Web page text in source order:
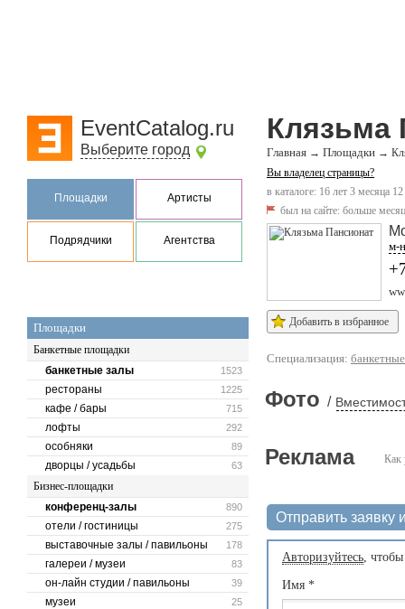
EventCatalog.ru
Выберите город
Площадки Артисты
Подрядчики Агентства
Площадки
Банкетные площадки
1523
банкетные залы
1225
рестораны
715
кафе / бары
292
лофты
89
особняки
63
дворцы / усадьбы
Бизнес-площадки
890
конференц-залы
275
отели / гостиницы
178
выставочные залы / павильоны
83
галереи / музеи
39
он-лайн студии / павильоны
25
музеи
Клязьма
Главная → Площадки →
Вы владелец страницы?
в каталоге: 16 лет 3 месяца
был на сайте: больше
м-
Добавить в избранное
Специализация:
Фото /
Как
Реклама
Отправить заявку
Авторизуйтесь,
Имя *